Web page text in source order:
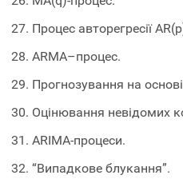
27. Процес авторегресії
28. ARMA–процес.
29. Прогнозування на
30. Оцінювання невідомих
31. ARІMA-процеси.
32. “Випадкове блукання”.